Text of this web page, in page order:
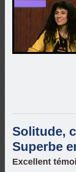
Solitude,
Superbe
Excellent